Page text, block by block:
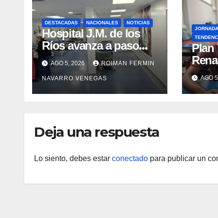
DESTACADAS NACIONALES NOTICIAS
Hospital J.M. de los
Ríos avanza a paso
firme en su
recuperación tras los
recientes eventos
sísmicos
AGO 5, 2026 ROIMAN FERMIN
NAVARRO VENEGAS
​Plan
AGO
Deja una respuesta
Lo siento, debes estar conectado para publicar un